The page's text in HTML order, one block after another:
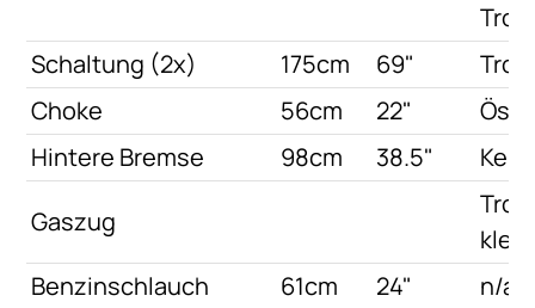
Schaltung (2x)
175cm 69"
Choke
56cm 22"
Hintere Bremse
98cm 38.5"
Gaszug
klein
Benzinschlauch
61cm 24" n/a